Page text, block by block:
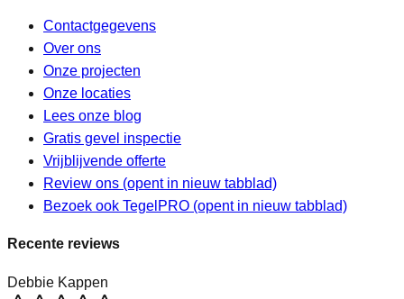
Contactgegevens
Over ons
Onze projecten
Onze locaties
Lees onze blog
Gratis gevel inspectie
Vrijblijvende offerte
Review ons (opent in nieuw tabblad)
Bezoek ook TegelPRO (opent in nieuw tabblad)
Recente reviews
Debbie Kappen